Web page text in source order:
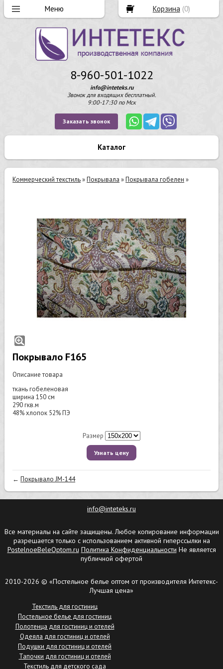
8-960-501-1022
info@inteteks.ru
Звонок для входящих бесплатный.
9:00-17:30 по Мск
Заказать звонок
Каталог
Коммерческий текстиль»Покрывала »Покрывала гобелен »
Покрывало F165
Описание товара
ткань гобеленовая
ширина 150 см
290 гкв.м
48% хлопок 52% ПЭ
Размер
Узнать цену
←Покрывало JM-144
info@inteteks.ru
Все материалы на сайте защищены. Любое копирование информации
разрешается только с использованием активной гиперссылки на
PostelnoeBeleOptom.ru Политика Конфиденциальности Не является
публичной офертой
2010-2026 © «Постельное белье оптом от производителя Интетекс-
Лучшая цена»
Текстиль для гостиниц
Постельное белье для гостиниц
Полотенца для гостиниц и отелей
Одеяла для гостиниц и отелей
Подушки для гостиниц и отелей
Тапочки для гостиниц и отелей
Текстиль для детского сада
Корзина(0)